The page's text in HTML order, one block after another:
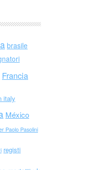
brasile
Francia
italy
México
Paolo Pasolini
registi